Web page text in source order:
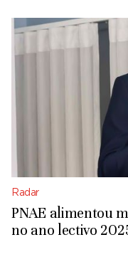
Radar
PNAE alimentou
no ano lectivo